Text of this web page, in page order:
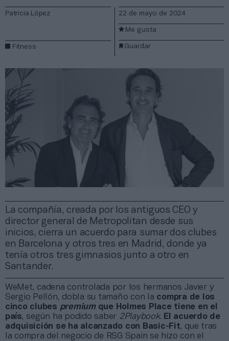
La compañía, creada por los antiguos CEO y
director general de Metropolitan desde sus
inicios, cierra un acuerdo para sumar dos clubes
en Barcelona y otros tres en Madrid, donde ya
tenía otros tres gimnasios junto a otro en
Santander.
Patricia López
Fitness
22 de mayo de 2024
Guardar
Me gusta
WeMet, cadena controlada por los hermanos Javier y
Sergio Pellón, dobla su tamaño con la compra de los
cinco clubes premium que Holmes Place tiene en el
país, según ha podido saber 2Playbook. El acuerdo de
adquisición se ha alcanzado con Basic-Fit, que tras
la compra del negocio de RSG Spain se hizo con el